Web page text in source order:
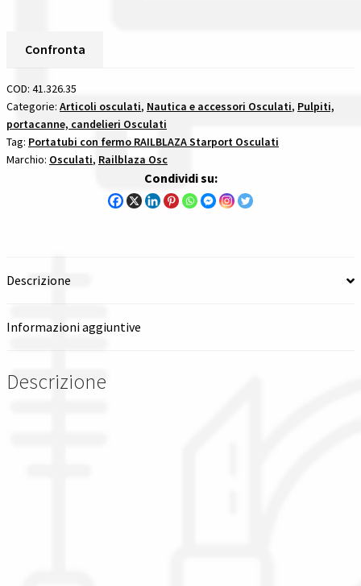
Spedizioni in italia
Tutte le categorie dei prodotti
Wishlist
35Mm
3/8In)
Single
Black
portatubi
con
Confronta
COD: 41.326.35
Categorie: Articoli osculati, Nautica e accessori Osculati, Pulpiti,
portacanne, candelieri Osculati
Tag: Portatubi con fermo RAILBLAZA Starport Osculati
Marchio: Osculati, Railblaza Osc
Condividi su:
Descrizione
Informazioni aggiuntive
Descrizione